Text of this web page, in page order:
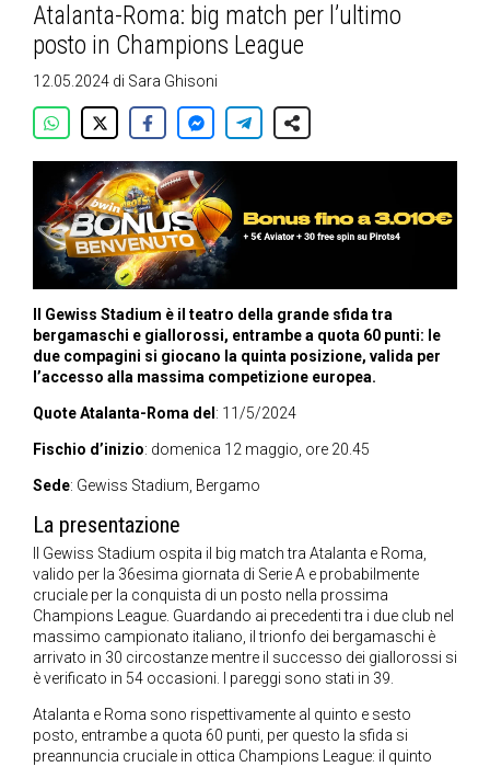
Atalanta-Roma: big match per l’ultimo
posto in Champions League
12.05.2024 di Sara Ghisoni
Il Gewiss Stadium è il teatro della grande sfida tra
bergamaschi e giallorossi, entrambe a quota 60 punti: le
due compagini si giocano la quinta posizione, valida per
l’accesso alla massima competizione europea.
Quote Atalanta-Roma del : 11/5/2024
Fischio d’inizio: domenica 12 maggio, ore 20.45
Sede: Gewiss Stadium, Bergamo
La presentazione
Il Gewiss Stadium ospita il big match tra Atalanta e Roma,
valido per la 36esima giornata di Serie A e probabilmente
cruciale per la conquista di un posto nella prossima
Champions League. Guardando ai precedenti tra i due club nel
massimo campionato italiano, il trionfo dei bergamaschi è
arrivato in 30 circostanze mentre il successo dei giallorossi si
è verificato in 54 occasioni. I pareggi sono stati in 39.
Atalanta e Roma sono rispettivamente al quinto e sesto
posto, entrambe a quota 60 punti, per questo la sfida si
preannuncia cruciale in ottica Champions League: il quinto